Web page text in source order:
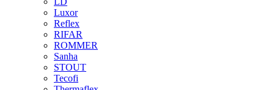
Luxor
Reflex
RIFAR
ROMMER
Sanha
STOUT
Tecofi